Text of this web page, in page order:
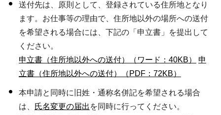
送付先は、原則として、登録されている住所地となり
ます。お仕事等の理由で、住所地以外の場所への送付
を希望される場合には、下記の「申立書」を提出して
ください。
申立書（住所地以外への送付）（ワード：40KB）
申
立書（住所地以外への送付）（PDF：72KB）
本申請と同時に旧姓・通称名併記を希望される場合
は、 氏名変更の届出 を同時に行ってください。